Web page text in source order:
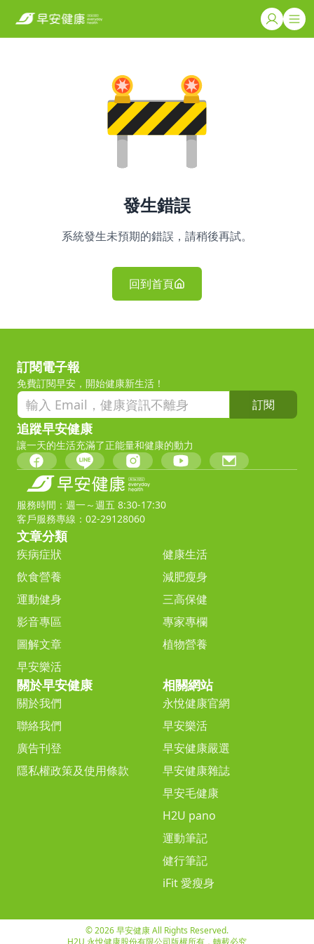
發生錯誤
系統發生未預期的錯誤，請稍後再試。
回到首頁
訂閱電子報
免費訂閱早安，開始健康新生活！
訂閱
追蹤早安健康
讓一天的生活充滿了正能量和健康的動力
服務時間：週一～週五 8:30-17:30
客戶服務專線：02-29128060
文章分類
疾病症狀
健康生活
飲食營養
減肥瘦身
運動健身
三高保健
影音專區
專家專欄
圖解文章
植物營養
早安樂活
關於早安健康
關於我們
聯絡我們
廣告刊登
隱私權政策及使用條款
相關網站
永悅健康官網
早安樂活
早安健康嚴選
早安健康雜誌
早安毛健康
H2U pano
運動筆記
健行筆記
iFit 愛瘦身
© 2026 早安健康 All Rights Reserved.
H2U 永悅健康股份有限公司版權所有，轉載必究